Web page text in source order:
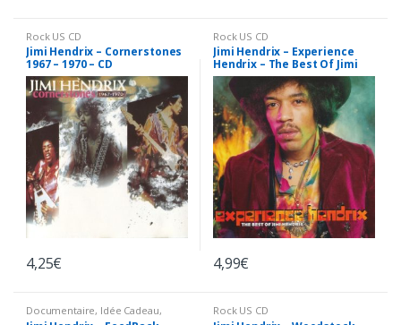
Rock US CD
Jimi Hendrix – Cornerstones
1967 – 1970 – CD
4,25€
Rock US CD
Jimi Hendrix – Experience
Hendrix – The Best Of Jimi
Hendrix – CD
4,99€
Documentaire, Idée Cadeau,
Musique/Concerts DVD, Neuf
Rock US CD